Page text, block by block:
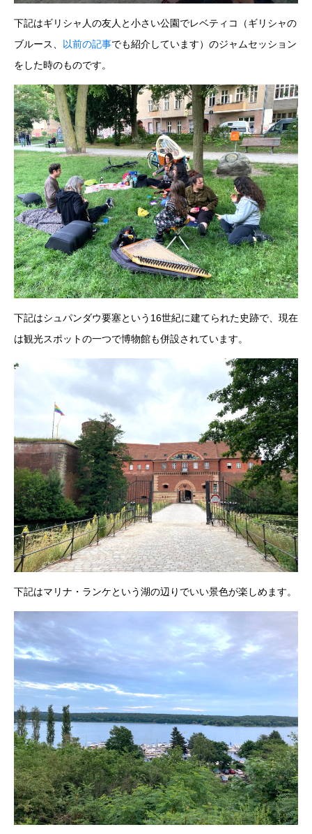
下記はギリシャ人の友人と小さい公園でレベティコ（ギリシャの
ブルース、 以前の記事でも紹介しています）のジャムセッション
をした時のものです。
下記はシュパンダウ要塞という16世紀に建てられた史跡で、現在
は観光スポットの一つで博物館も併設されています。
下記はマリナ・ランケという湖の辺りでいい景色が楽しめます。